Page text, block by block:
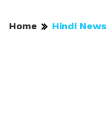
Home Hindi News